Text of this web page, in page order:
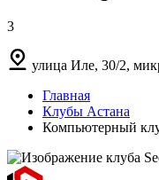
3
улица Иле, 30/2,
Главная
Клубы Астана
Компьютерный